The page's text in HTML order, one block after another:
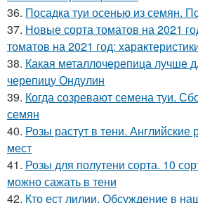
36. Посадка туи осенью из семян.
37. Новые сорта томатов на 2021
томатов на 2021 год:
38. Какая металлочерепица лучше
черепицу Ондулин
39. Когда созревают семена туи.
семян
40. Розы растут в тени. Английские
мест
41. Розы для полутени сорта. 10
можно сажать в тени
42. Кто ест лилии. Обсуждение в